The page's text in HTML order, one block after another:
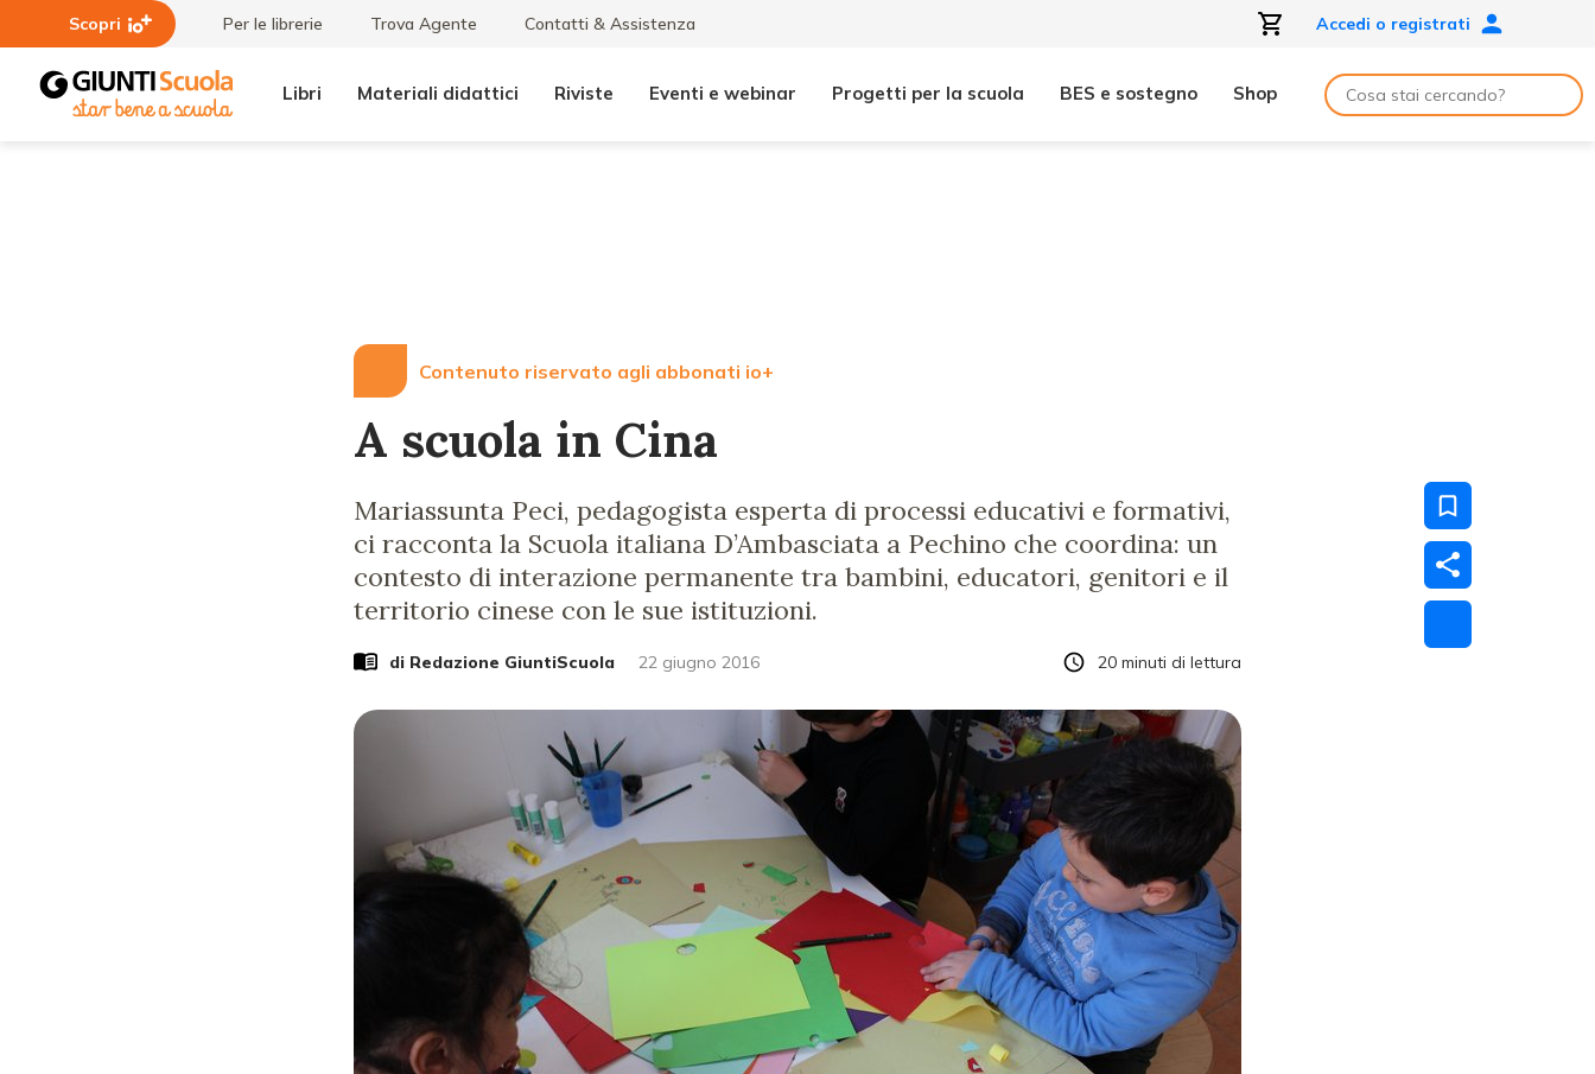
Scopri Per le librerie Trova Agente Contatti & Assistenza Accedi o registrati
Libri Materiali didattici Riviste Eventi e webinar Progetti per la scuola BES e sostegno Shop
Contenuto riservato agli abbonati io+
A scuola in Cina
Mariassunta Peci, pedagogista esperta di processi educativi e formativi,
ci racconta la Scuola italiana D’Ambasciata a Pechino che coordina: un
contesto di interazione permanente tra bambini, educatori, genitori e il
territorio cinese con le sue istituzioni.
di Redazione GiuntiScuola 22 giugno 2016 20 minuti di lettura